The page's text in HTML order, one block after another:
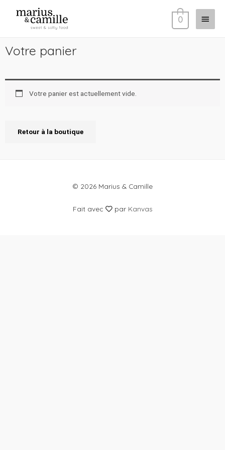
0
Votre panier
Votre panier est actuellement vide.
Retour à la boutique
© 2026 Marius & Camille
Fait avec par Kanvas